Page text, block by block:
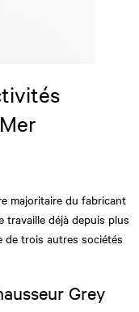
majoritaire du fabricant
travaille déjà depuis plus
de trois autres sociétés
Grey